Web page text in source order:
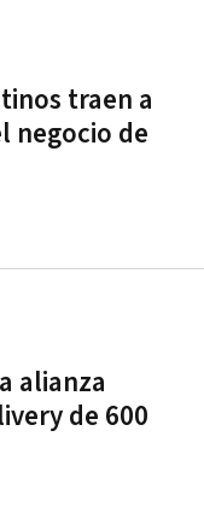
traen a
negocio de
alianza
de 600